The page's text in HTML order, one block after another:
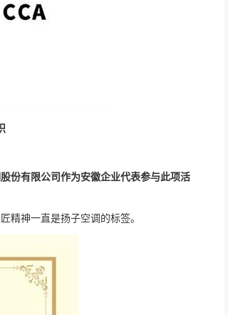
份有限公司作为安徽企业代表参与此项活
精神一直是扬子空调的标签。